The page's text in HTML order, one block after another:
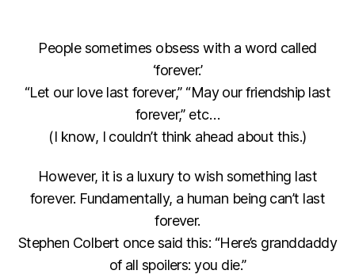
People sometimes obsess with a word called
‘forever.’
“Let our love last forever,” “May our friendship last
forever,” etc…
(I know, I couldn’t think ahead about this.)
However, it is a luxury to wish something last
forever. Fundamentally, a human being can’t last
forever.
Stephen Colbert once said this: “Here’s granddaddy
of all spoilers: you die.”